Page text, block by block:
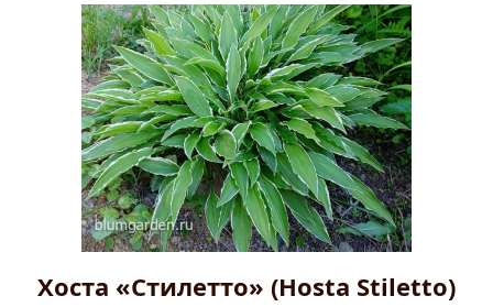
Хоста «Стилетто» (Hosta Stiletto)